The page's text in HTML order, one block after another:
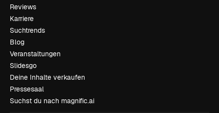
Reviews
Karriere
Suchtrends
Blog
Veranstaltungen
Slidesgo
Deine Inhalte verkaufen
Pressesaal
Suchst du nach magnific.ai